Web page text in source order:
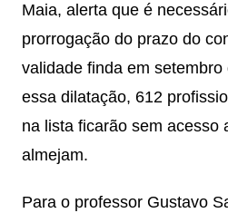
Maia, alerta que é
prorrogação do prazo do
validade finda em setembro
essa dilatação, 612
na lista ficarão sem acesso
almejam.
Para o professor Gustavo